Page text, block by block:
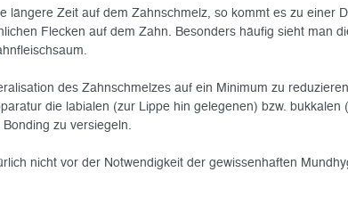
längere Zeit auf dem Zahnschmelz, so kommt es zu einer
Flecken auf dem Zahn. Besonders häufig sieht man
des Zahnschmelzes auf ein Minimum zu
die labialen (zur Lippe hin gelegenen) bzw.
zu versiegeln.
nicht vor der Notwendigkeit der gewissenhaften